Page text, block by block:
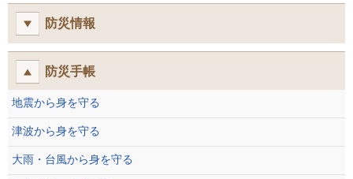
防災情報
防災手帳
地震から身を守る
津波から身を守る
大雨・台風から身を守る